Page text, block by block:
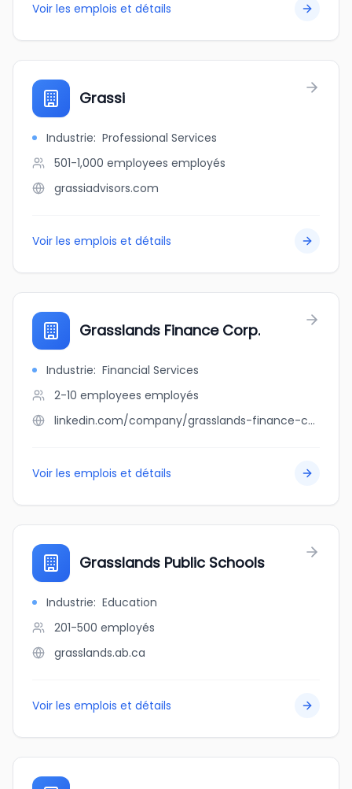
Voir les emplois et détails
Grassi
Industrie: Professional Services
501-1,000 employees employés
grassiadvisors.com
Voir les emplois et détails
Grasslands Finance Corp.
Industrie: Financial Services
2-10 employees employés
linkedin.com/company/grasslands-finance-corp
Voir les emplois et détails
Grasslands Public Schools
Industrie: Education
201-500 employés
grasslands.ab.ca
Voir les emplois et détails